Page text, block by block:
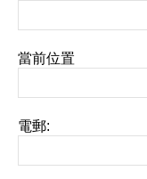
當前位置
電郵: